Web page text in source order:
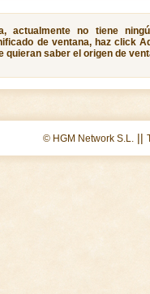
actualmente no tiene
de ventana, haz click
quieran saber el origen de
© HGM Network S.L. ||